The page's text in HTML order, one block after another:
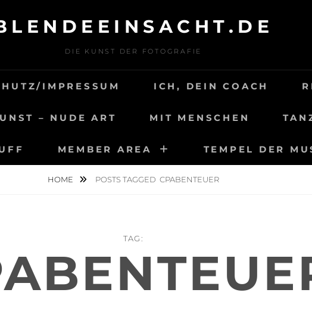
DIE KUNST DER FOTOGRAFIE
IMPRESSUM ICH, DEIN COACH
– NUDE ART MIT MENSCHEN
MEMBER AREA TEMPEL DER
HOME POSTS TAGGED CPABENTEUER
TAG: